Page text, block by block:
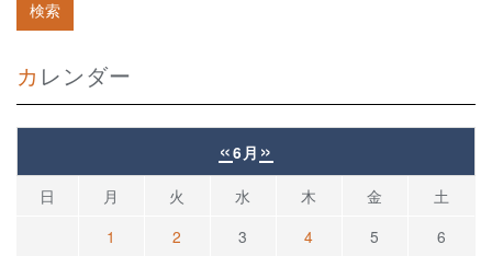
カレンダー
«6月 »
日 月 火 水 木 金
土
1
2 3 4 5
6